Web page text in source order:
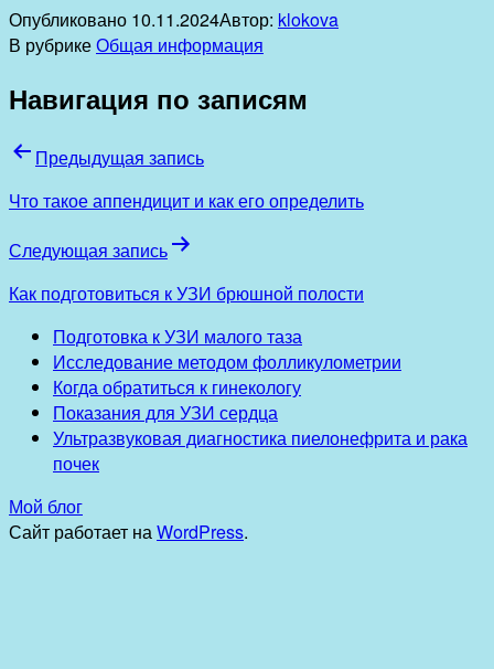
Опубликовано 10.11.2024Автор: klokova
В рубрикеОбщая информация
Навигация по записям
Предыдущая запись
Что такое аппендицит и как его определить
Следующая запись
Как подготовиться к УЗИ брюшной полости
Подготовка к УЗИ малого таза
Исследование методом фолликулометрии
Когда обратиться к гинекологу
Показания для УЗИ сердца
Ультразвуковая диагностика пиелонефрита и рака
почек
Мой блог
Сайт работает наWordPress.